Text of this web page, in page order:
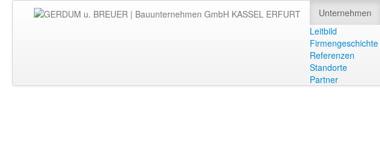
Unternehmen
Leitbild
Firmengeschichte
Referenzen
Standorte
Partner